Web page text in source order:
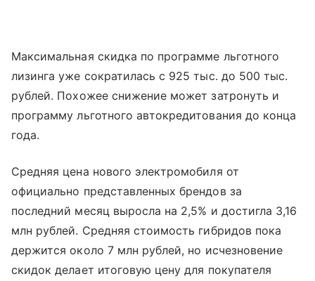
Максимальная скидка по программе льготного
лизинга уже сократилась с 925 тыс. до 500 тыс.
рублей. Похожее снижение может затронуть и
программу льготного автокредитования до конца
года.
Средняя цена нового электромобиля от
официально представленных брендов за
последний месяц выросла на 2,5% и достигла 3,16
млн рублей. Средняя стоимость гибридов пока
держится около 7 млн рублей, но исчезновение
скидок делает итоговую цену для покупателя